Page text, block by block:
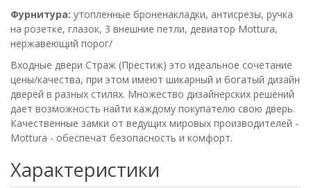
Фурнитура: утопленные броненакладки, антисрезы, ручка
на розетке, глазок, 3 внешние петли, девиатор Mottura,
нержавеющий порог/
Входные двери Страж (Престиж) это идеальное сочетание
цены/качества, при этом имеют шикарный и богатый дизайн
дверей в разных стилях. Множество дизайнерских решений
дает возможность найти каждому покупателю свою дверь.
Качественные замки от ведущих мировых производителей -
Mottura - обеспечат безопасность и комфорт.
Характеристики